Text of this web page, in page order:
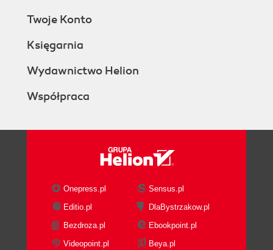
Twoje Konto
Księgarnia
Wydawnictwo Helion
Współpraca
Onepress.pl
Sensus.pl
Editio.pl
DlaBystrzakow.pl
Bezdroza.pl
Ebookpoint.pl
Videopoint.pl
Beya.pl